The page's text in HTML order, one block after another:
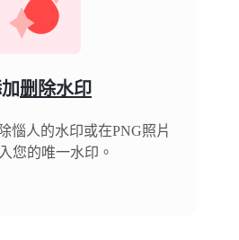
删除水印
惱人的水印或在PNG照片
入您的唯一水印。